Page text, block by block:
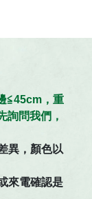
≦45cm，重
詢問我們，
異，顏色以
來電確認是